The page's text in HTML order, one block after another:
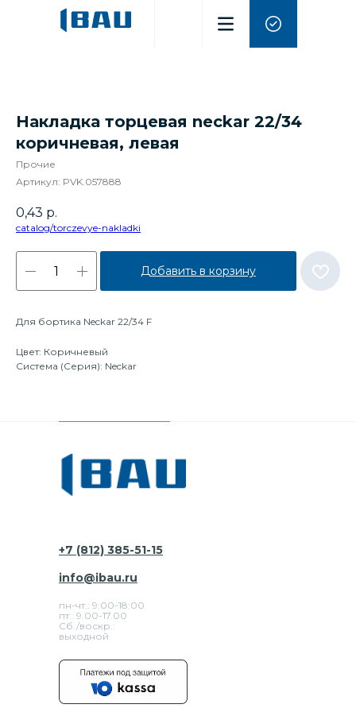
Накладка торцевая neckar 22/34
коричневая, левая
Прочие
Артикул: PVK.057888
0,43 р.
catalog/torczevye-nakladki
Добавить в корзину
Для бортика Neckar 22/34 F
Цвет: Коричневый
Система (Серия): Neckar
+7 (812) 385-51-15
пн-чт.: 9:00-18:00
пт.: 9.00-17.00
Сб./воскр.:
выходной
info@ibau.ru